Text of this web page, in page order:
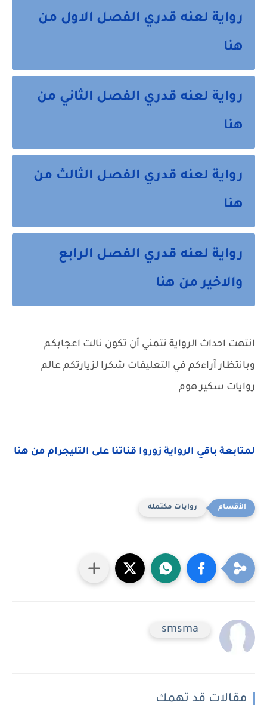
رواية لعنه قدري الفصل الاول من
هنا
رواية لعنه قدري الفصل الثاني من
هنا
رواية لعنه قدري الفصل الثالث من
هنا
رواية لعنه قدري الفصل الرابع
والاخير من هنا
انتهت احداث الرواية نتمني أن تكون نالت اعجابكم
وبانتظار آراءكم في التعليقات شكرا لزيارتكم عالم
روايات سكير هوم
لمتابعة باقي الرواية زوروا قناتنا على التليجرام من هنا
روايات مكتمله
smsma
مقالات قد تهمك